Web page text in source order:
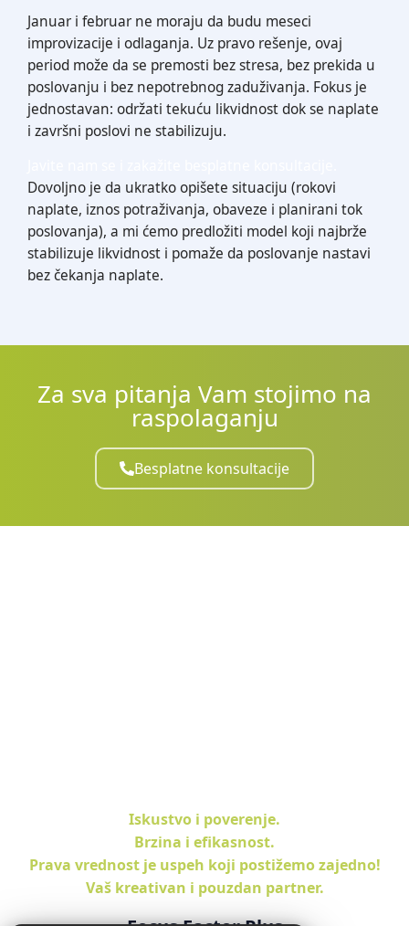
Januar i februar ne moraju da budu meseci
improvizacije i odlaganja. Uz pravo rešenje, ovaj
period može da se premosti bez stresa, bez prekida u
poslovanju i bez nepotrebnog zaduživanja. Fokus je
jednostavan: održati tekuću likvidnost dok se naplate
i završni poslovi ne stabilizuju.
Dovoljno je da ukratko opišete situaciju (rokovi
naplate, iznos potraživanja, obaveze i planirani tok
poslovanja), a mi ćemo predložiti model koji najbrže
stabilizuje likvidnost i pomaže da poslovanje nastavi
bez čekanja naplate.
Za sva pitanja Vam stojimo na
raspolaganju
Besplatne konsultacije
Iskustvo i poverenje.
Brzina i efikasnost.
Prava vrednost je uspeh koji postižemo zajedno!
Vaš kreativan i pouzdan partner.